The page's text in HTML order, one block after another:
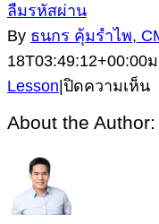
ลืมรหัสผ่าน
By ธนกร คุ้มรำไพ,
18T03:49:12+00:00
Lesson|ปิดความเห็นบ
1
About the Author: